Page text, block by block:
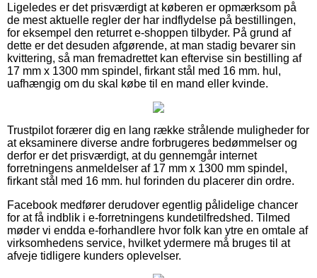
Ligeledes er det prisværdigt at køberen er opmærksom på
de mest aktuelle regler der har indflydelse på bestillingen,
for eksempel den returret e-shoppen tilbyder. På grund af
dette er det desuden afgørende, at man stadig bevarer sin
kvittering, så man fremadrettet kan eftervise sin bestilling af
17 mm x 1300 mm spindel, firkant stål med 16 mm. hul,
uafhængig om du skal købe til en mand eller kvinde.
Trustpilot forærer dig en lang række strålende muligheder for
at eksaminere diverse andre forbrugeres bedømmelser og
derfor er det prisværdigt, at du gennemgår internet
forretningens anmeldelser af 17 mm x 1300 mm spindel,
firkant stål med 16 mm. hul forinden du placerer din ordre.
Facebook medfører derudover egentlig pålidelige chancer
for at få indblik i e-forretningens kundetilfredshed. Tilmed
møder vi endda e-forhandlere hvor folk kan ytre en omtale af
virksomhedens service, hvilket ydermere må bruges til at
afveje tidligere kunders oplevelser.